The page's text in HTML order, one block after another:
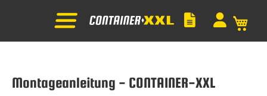
Montageanleitung - CONTAINER-XXL